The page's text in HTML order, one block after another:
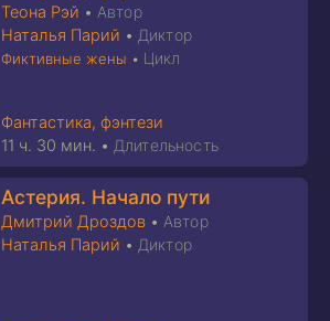
Теона Рэй • Автор
Наталья Парий • Диктор
Фиктивные жены • Цикл
Фантастика, фэнтези
11 ч. 30 мин. • Длительность
Астерия. Начало пути
Дмитрий Дроздов • Автор
Наталья Парий • Диктор